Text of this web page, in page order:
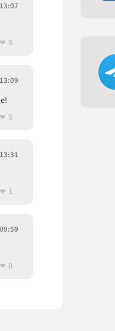
5
5
1
0